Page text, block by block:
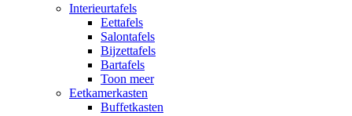
Interieurtafels
Eettafels
Salontafels
Bijzettafels
Bartafels
Toon meer
Eetkamerkasten
Buffetkasten